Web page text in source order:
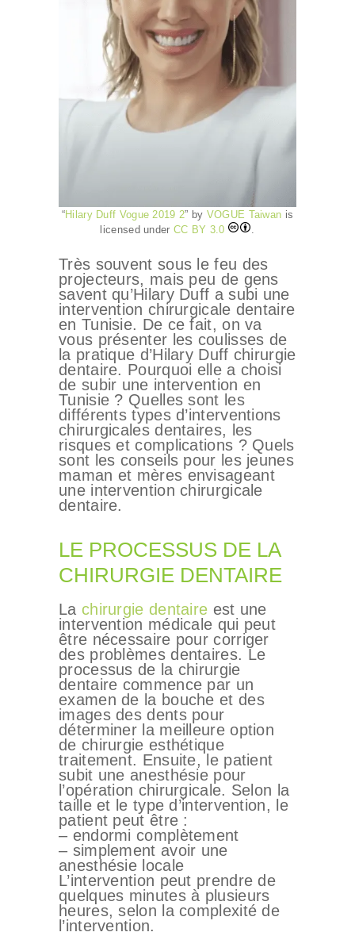
“Hilary Duff Vogue 2019 2” by VOGUE Taiwan is
licensed under CC BY 3.0 .
Très souvent sous le feu des
projecteurs, mais peu de gens
savent qu’Hilary Duff a subi une
intervention chirurgicale dentaire
en Tunisie. De ce fait, on va
vous présenter les coulisses de
la pratique d’Hilary Duff chirurgie
dentaire. Pourquoi elle a choisi
de subir une intervention en
Tunisie ? Quelles sont les
différents types d’interventions
chirurgicales dentaires, les
risques et complications ? Quels
sont les conseils pour les jeunes
maman et mères envisageant
une intervention chirurgicale
dentaire.
LE PROCESSUS DE LA
CHIRURGIE DENTAIRE
La chirurgie dentaire est une
intervention médicale qui peut
être nécessaire pour corriger
des problèmes dentaires. Le
processus de la chirurgie
dentaire commence par un
examen de la bouche et des
images des dents pour
déterminer la meilleure option
de chirurgie esthétique
traitement. Ensuite, le patient
subit une anesthésie pour
l’opération chirurgicale. Selon la
taille et le type d’intervention, le
patient peut être :
– endormi complètement
– simplement avoir une
anesthésie locale
L’intervention peut prendre de
quelques minutes à plusieurs
heures, selon la complexité de
l’intervention.